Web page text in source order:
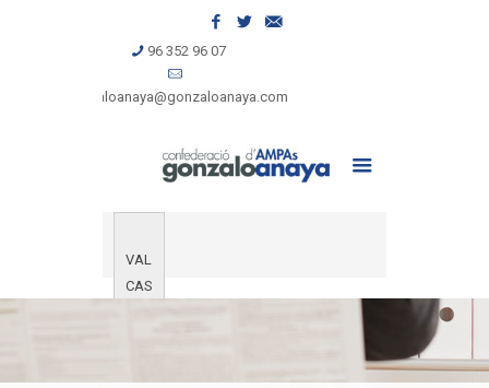
96 352 96 07
gonzaloanaya@gonzaloanaya.com
VAL
CAS